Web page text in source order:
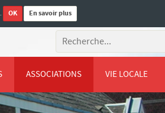
OK En savoir plus
ASSOCIATIONS VIE LOCALE